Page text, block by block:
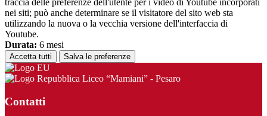
traccia delle preferenze dell'utente per i video di Youtube incorporati
nei siti; può anche determinare se il visitatore del sito web sta
utilizzando la nuova o la vecchia versione dell'interfaccia di
Youtube.
Durata: 6 mesi
Accetta tutti Salva le preferenze
Liceo “Mamiani” - Pesaro
Contatti